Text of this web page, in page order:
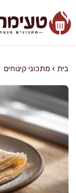
לתוכן
בית › מתכוני קינוחים